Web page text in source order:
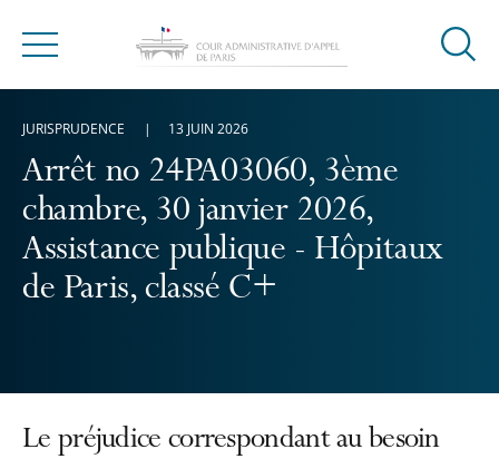
Menu
Ouvrir
Arrêt no 24PA03060, 3ème
chambre, 30 janvier 2026,
Assistance publique - Hôpitaux
de Paris, classé C+
JURISPRUDENCE 13 JUIN 2026
Le préjudice correspondant au besoin